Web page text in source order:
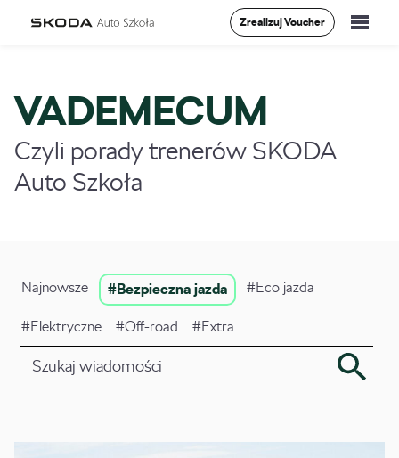
Zrealizuj Voucher
Vademecum
O Nas
VADEMECUM
Czyli porady trenerów SKODA
Auto Szkoła
Najnowsze #Bezpieczna jazda #Eco jazda
#Elektryczne #Off-road #Extra